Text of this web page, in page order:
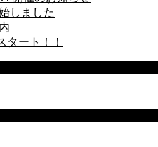
しました
タート！！